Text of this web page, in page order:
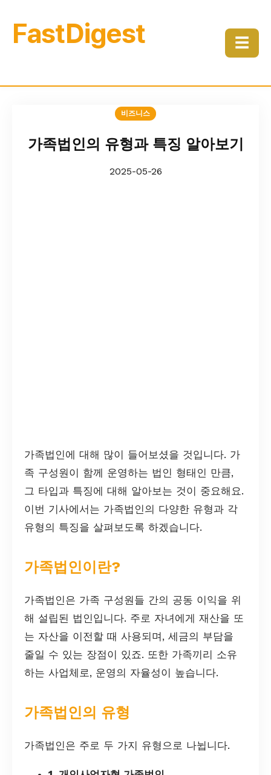
FastDigest ☰
비즈니스
가족법인의 유형과 특징 알아보기
2025-05-26
가족법인에 대해 많이 들어보셨을 것입니다. 가
족 구성원이 함께 운영하는 법인 형태인 만큼,
그 타입과 특징에 대해 알아보는 것이 중요해요.
이번 기사에서는 가족법인의 다양한 유형과 각
유형의 특징을 살펴보도록 하겠습니다.
가족법인이란?
가족법인은 가족 구성원들 간의 공동 이익을 위
해 설립된 법인입니다. 주로 자녀에게 재산을 또
는 자산을 이전할 때 사용되며, 세금의 부담을
줄일 수 있는 장점이 있죠. 또한 가족끼리 소유
하는 사업체로, 운영의 자율성이 높습니다.
가족법인의 유형
가족법인은 주로 두 가지 유형으로 나뉩니다.